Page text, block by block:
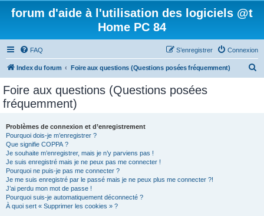
forum d'aide à l'utilisation des logiciels @t
Home PC 84
FAQ Connexion
S’enregistrer
Index du forum Foire aux questions (Questions posées fréquemment)
Foire aux questions (Questions posées
fréquemment)
Problèmes de connexion et d’enregistrement
Pourquoi dois-je m’enregistrer ?
Que signifie COPPA ?
Je souhaite m’enregistrer, mais je n’y parviens pas !
Je suis enregistré mais je ne peux pas me connecter !
Pourquoi ne puis-je pas me connecter ?
Je me suis enregistré par le passé mais je ne peux plus me connecter ?!
J’ai perdu mon mot de passe !
Pourquoi suis-je automatiquement déconnecté ?
À quoi sert « Supprimer les cookies » ?